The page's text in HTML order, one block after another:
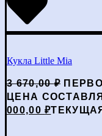
Кукла Little Mia
3 670,00₽
ЦЕНА
000,00₽